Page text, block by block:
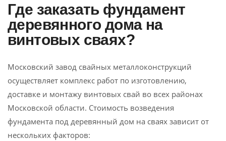
Где заказать фундамент
деревянного дома на
винтовых сваях?
Московский завод свайных металлоконструкций
осуществляет комплекс работ по изготовлению,
доставке и монтажу винтовых свай во всех районах
Московской области. Стоимость возведения
фундамента под деревянный дом на сваях зависит от
нескольких факторов: